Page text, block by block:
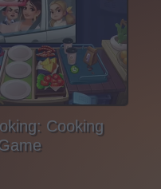
Cooking